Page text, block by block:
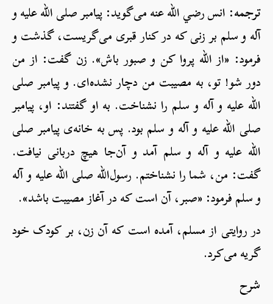
ترجمه: انس رضي الله عنه می‌گوید: پیامبر صلی الله علیه و
آله و سلم بر زنی که در کنار قبری می‌گریست، گذشت و
فرمود: «از الله پروا کن و صبور باش». زن گفت: از من
دور شو! تو، به مصیبت من دچار نشده‌ای. و پیامبر صلی
الله علیه و آله و سلم را نشناخت. به او گفتند: او، پیامبر
صلی الله علیه و آله و سلم بود. پس به خانه‌ی پیامبر صلی
الله علیه و آله و سلم آمد و آن‌جا هیچ دربانی نیافت.
گفت: من، شما را نشناختم. رسول‌الله صلی الله علیه و آله
و سلم فرمود: «صبر، آن است که در آغاز مصیبت باشد».
در روایتی از مسلم، آمده است که آن زن، بر کودک خود
گریه می‌کرد.
شرح